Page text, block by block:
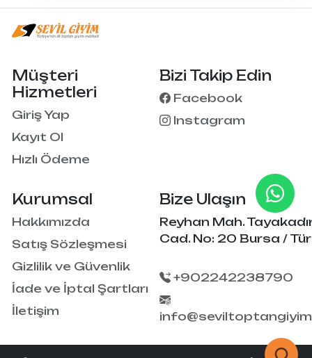
Kurumsal
Hakkımızda
Satış Sözleşmesi
Gizlilik ve Güvenlik
İade ve İptal Şartları
İletişim
Müşteri
Hizmetleri
Giriş Yap
Kayıt Ol
Hızlı Ödeme
Bizi Takip Edin
Facebook
Instagram
Bize Ulaşın
Reyhan Mah.
Cad. No: 20 Bursa /
+902242238790